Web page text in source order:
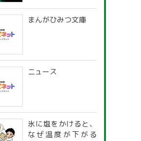
探究ガイド
まんがひみつ文庫
ニュース
氷に塩をかけると、
なぜ温度が下がる